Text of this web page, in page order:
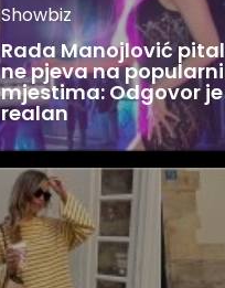
Showbiz
Rada Manojlović
ne pjeva na
mjestima: Odgovor
realan